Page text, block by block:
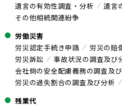
遺言の有効性調査・分析
遺言
その他相続関連紛争
労働災害
労災認定手続き申請
労災の賠
労災訴訟
事故状況の調査及び
会社側の安全配慮義務の調査及
労災の過失割合の調査及び分析
残業代